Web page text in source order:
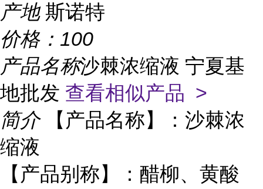
产地 斯诺特
价格： 100
产品名称沙棘浓缩液 宁夏基
地批发 查看相似产品 >
简介
【产品名称】：沙棘浓
缩液
【产品别称】：醋柳、黄酸